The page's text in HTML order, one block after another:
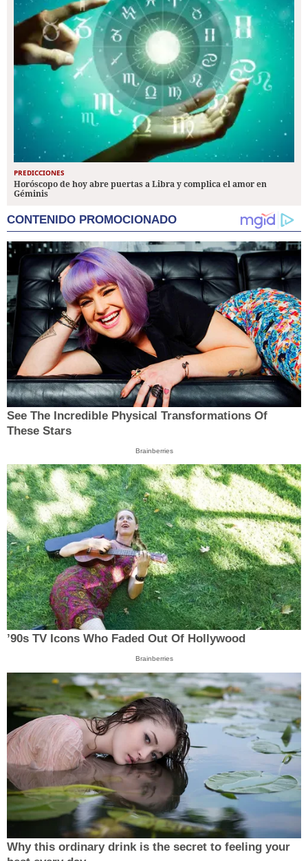
PREDICCIONES
Horóscopo de hoy abre puertas a Libra y complica el amor en
Géminis
CONTENIDO PROMOCIONADO
See The Incredible Physical Transformations Of
These Stars
Brainberries
’90s TV Icons Who Faded Out Of Hollywood
Brainberries
Why this ordinary drink is the secret to feeling your